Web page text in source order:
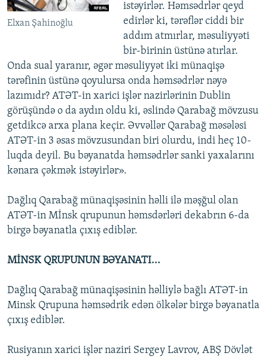
Elxan Şahinoğlu
istəyirlər. Həmsədrlər qeyd
edirlər ki, tərəflər ciddi bir
addım atmırlar, məsuliyyəti
bir-birinin üstünə atırlar.
Onda sual yaranır, əgər məsuliyyət iki münaqişə
tərəfinin üstünə qoyulursa onda həmsədrlər nəyə
lazımıdr? ATƏT-in xarici işlər nazirlərinin Dublin
görüşündə o da aydın oldu ki, əslində Qarabağ mövzusu
getdikcə arxa plana keçir. Əvvəllər Qarabağ məsələsi
ATƏT-in 3 əsas mövzusundan biri olurdu, indi heç 10-
luqda deyil. Bu bəyanatda həmsədrlər sanki yaxalarını
kənara çəkmək istəyirlər».
Dağlıq Qarabağ münaqişəsinin həlli ilə məşğul olan
ATƏT-in Mİnsk qrupunun həmsdərləri dekabrın 6-da
birgə bəyanatla çıxış ediblər.
MİNSK QRUPUNUN BƏYANATI...
Dağlıq Qarabağ münaqişəsinin həlliylə bağlı ATƏT-in
Minsk Qrupuna həmsədrik edən ölkələr birgə bəyanatla
çıxış ediblər.
Rusiyanın xarici işlər naziri Sergey Lavrov, ABŞ Dövlət